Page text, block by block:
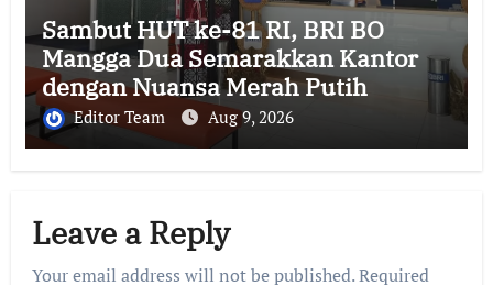
Sambut HUT ke-81 RI, BRI BO
Mangga Dua Semarakkan Kantor
dengan Nuansa Merah Putih
Editor Team Aug 9, 2026
Leave a Reply
Your email address will not be published.Required